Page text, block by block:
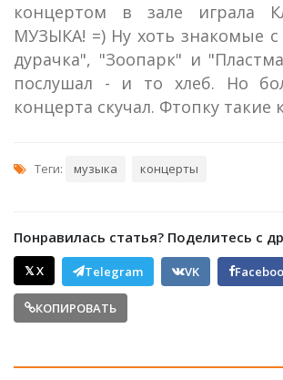
концертом в зале играла
МУЗЫКА! =) Ну хоть знакомые с
дурачка", "Зоопарк" и
послушал - и то хлеб. Но
концерта скучал. Фтопку такие
Теги: музыка концерты
Понравилась статья? Поделитесь с
𝕏 X Telegram VK
КОПИРОВАТЬ